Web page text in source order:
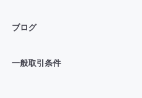
ブログ
一般取引条件